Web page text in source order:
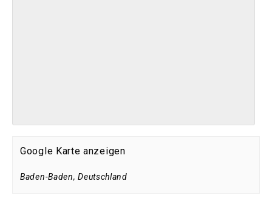
Google Karte anzeigen
Baden-Baden, Deutschland